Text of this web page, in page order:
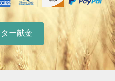
ー献金